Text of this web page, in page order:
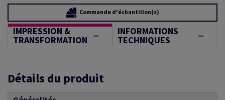
Commande d'échantillon(s)
IMPRESSION &
TRANSFORMATION
INFORMATIONS
TECHNIQUES
Détails du produit